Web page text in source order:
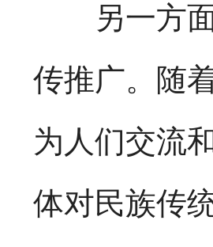
另一方面
传推广。随
为人们交流
体对民族传